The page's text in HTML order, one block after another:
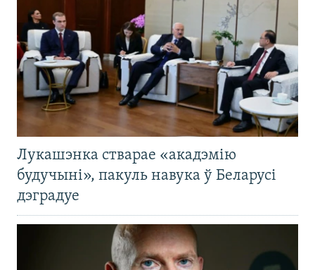
Лукашэнка стварае «акадэмію
будучыні», пакуль навука ў Беларусі
дэградуе